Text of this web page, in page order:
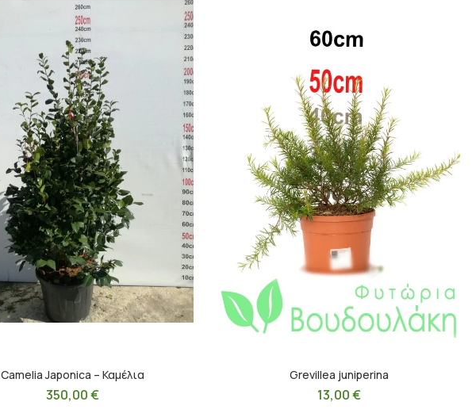
Camelia Japonica – Καμέλια
350,00€
Grevillea juniperina
13,00€